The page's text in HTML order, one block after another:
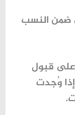
ضمن النسب
قبول
وُجدت